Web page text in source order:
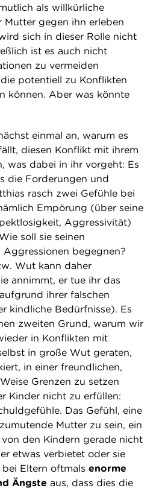
als willkürliche
Mutter gegen ihn erleben
sich in dieser Rolle nicht
ist es auch nicht
zu vermeiden
potentiell zu Konflikten
können. Aber was könnte
einmal an, warum es
diesen Konflikt mit ihrem
was dabei in ihr vorgeht: Es
die Forderungen und
rasch zwei Gefühle bei
Empörung (über seine
Aggressivität)
soll sie seinen
begegnen?
Wut kann daher
annimmt, er tue ihr das
ihrer falschen
kindliche Bedürfnisse). Es
zweiten Grund, warum wir
in Konflikten mit
in große Wut geraten,
in einer freundlichen,
Grenzen zu setzen
Kinder nicht zu erfüllen:
Das Gefühl, eine
Mutter zu sein, ein
den Kindern gerade nicht
etwas verbietet oder sie
Eltern oftmals enorme
Ängste aus, dass dies die